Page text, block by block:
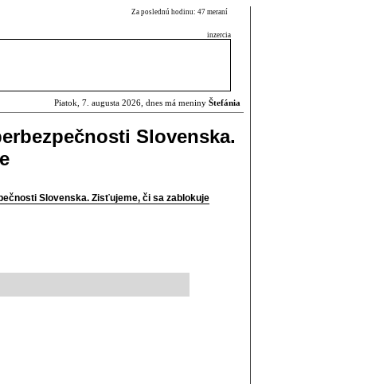
Za poslednú hodinu: 47 meraní
inzercia
Piatok, 7. augusta 2026, dnes má meniny Štefánia
Slovenska.
Slovenska. Zisťujeme, či sa zablokuje